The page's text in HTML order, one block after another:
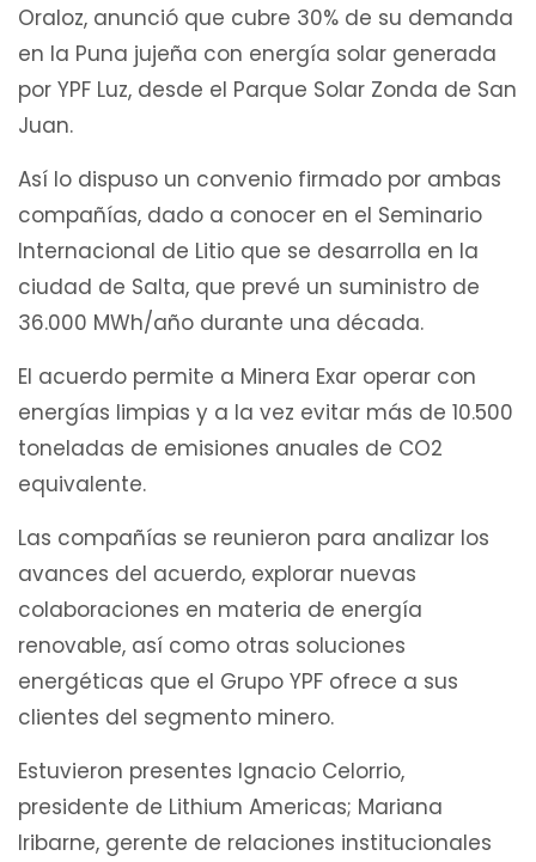
Oraloz, anunció que cubre 30% de su demanda
en la Puna jujeña con energía solar generada
por YPF Luz, desde el Parque Solar Zonda de San
Juan.
Así lo dispuso un convenio firmado por ambas
compañías, dado a conocer en el Seminario
Internacional de Litio que se desarrolla en la
ciudad de Salta, que prevé un suministro de
36.000 MWh/año durante una década.
El acuerdo permite a Minera Exar operar con
energías limpias y a la vez evitar más de 10.500
toneladas de emisiones anuales de CO2
equivalente.
Las compañías se reunieron para analizar los
avances del acuerdo, explorar nuevas
colaboraciones en materia de energía
renovable, así como otras soluciones
energéticas que el Grupo YPF ofrece a sus
clientes del segmento minero.
Estuvieron presentes Ignacio Celorrio,
presidente de Lithium Americas; Mariana
Iribarne, gerente de relaciones institucionales